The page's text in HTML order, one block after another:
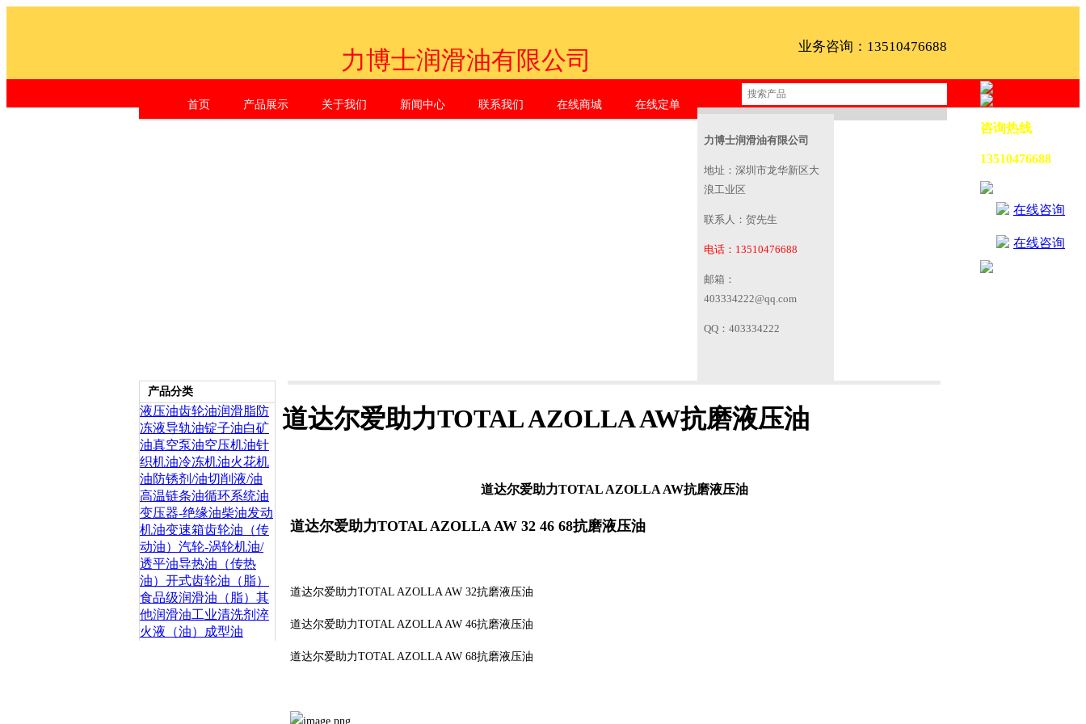
力博士润滑油有限公司
Shenzhen Li Dr. Industrial Co., Ltd.
业务咨询：13510476688
首页 产品展示 关于我们 新闻中心 联系我们 在线商城 在线定单
力博士润滑油有限公司
地址：深圳市龙华新区大
浪工业区
联系人：贺先生
电话：13510476688
邮箱：
403334222@qq.com
QQ：403334222
产品分类
液压油齿轮油润滑脂防
冻液导轨油锭子油白矿
油真空泵油空压机油针
织机油冷冻机油火花机
油防锈剂/油切削液/油
高温链条油循环系统油
变压器-绝缘油柴油发动
机油变速箱齿轮油（传
动油） 汽轮-涡轮机油/
透平油导热油（传热
油） 开式齿轮油（脂）
食品级润滑油（脂） 其
他润滑油工业清洗剂 淬
火液（油）
成型油
道达尔爱助力TOTAL AZOLLA AW抗磨液压油
道达尔爱助力TOTAL AZOLLA AW抗磨液压油
道达尔爱助力TOTAL AZOLLA AW 32 46 68抗磨液压油
道达尔爱助力TOTAL AZOLLA AW 32抗磨液压油
道达尔爱助力TOTAL AZOLLA AW 46抗磨液压油
道达尔爱助力TOTAL AZOLLA AW 68抗磨液压油
咨询热线
13510476688
在线咨询
在线咨询